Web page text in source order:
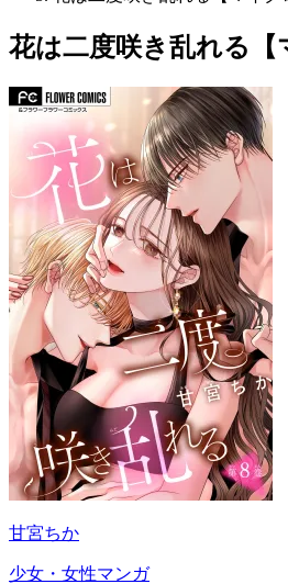
花は二度咲き乱れる【
甘宮ちか
少女・女性マンガ